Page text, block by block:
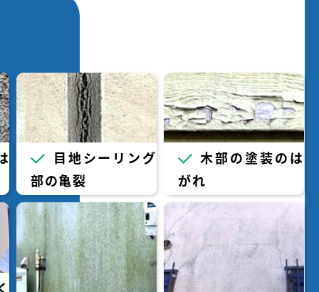
目地シーリング
部の亀裂
木部の塗装のは
がれ